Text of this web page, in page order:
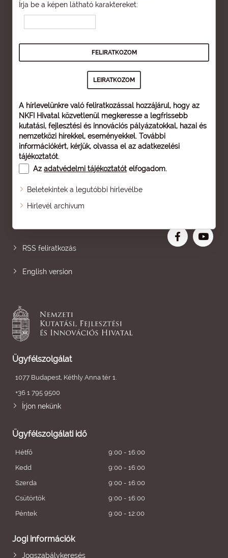
Írja be a képen látható karaktereket:
A hírlevelünkre való feliratkozással hozzájárul, hogy az
NKFI Hivatal közvetlenül megkeresse a legfrissebb
kutatási, fejlesztési és innovációs pályázatokkal, hazai és
nemzetközi hírekkel, eseményekkel. További
információkért, kérjük, olvassa el az adatkezelési
tájékoztatót.
Az adatvédelmi tájékoztatót elfogadom.
Beletekintek a legutóbbi hírlevélbe
Hírlevél archívum
Oldaltérkép
RSS feliratkozás
English version
Ügyfélszolgálat
1077 Budapest, Kéthly Anna tér 1.
+36 1 795 9500
Írjon nekünk
Ügyfélszolgálati idő
Hétfő
9:00 - 16:00
Kedd
9:00 - 16:00
Szerda
9:00 - 16:00
Csütörtök
9:00 - 16:00
Péntek
9:00 - 12:00
Jogi információk
Jogszabálykeresés